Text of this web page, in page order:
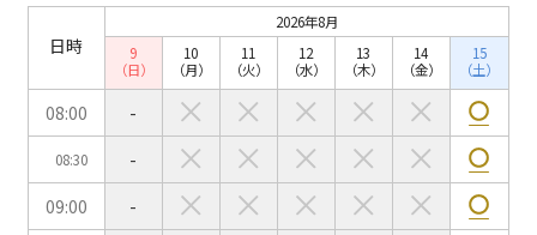
日時
2026年8月
9
（日）
10
（月）
11
（火）
12
（水）
13
（木）
14
（金）
15
（土）
08:00 -
08:30
-
09:00
-
03-3346-1396
受付時間 9:00～18:00（土日祝日・年末年始を除く）
WEBからのお問合せ
お問合せフォーム
口の字型 島型 T字島型
面積